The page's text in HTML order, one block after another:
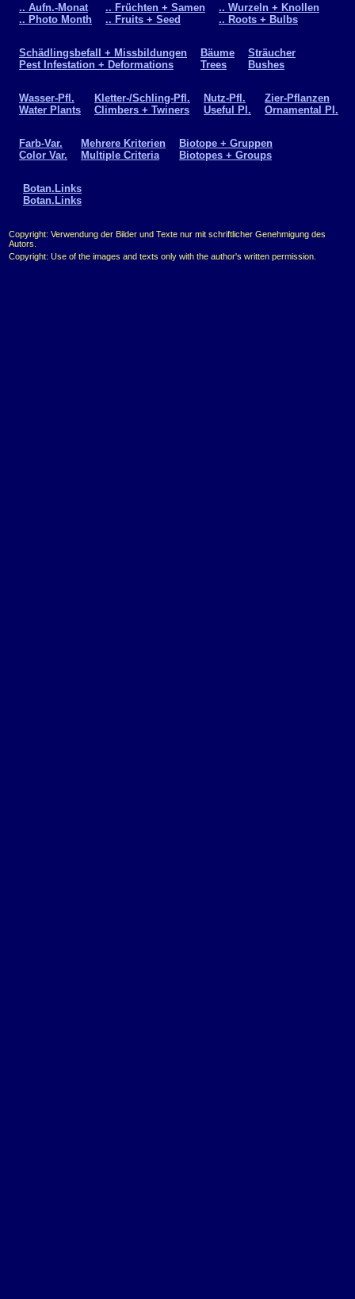
.. Aufn.-Monat
.. Photo Month
.. Früchten + Samen
.. Fruits + Seed
.. Wurzeln + Knollen
.. Roots + Bulbs
Schädlingsbefall + Missbildungen
Pest Infestation + Deformations
Bäume
Trees
Sträucher
Bushes
Wasser-Pfl.
Water Plants
Kletter-/Schling-Pfl.
Climbers + Twiners
Nutz-Pfl.
Useful Pl.
Zier-Pflanzen
Ornamental Pl.
Farb-Var.
Color Var.
Mehrere Kriterien
Multiple Criteria
Biotope + Gruppen
Biotopes + Groups
Botan.Links
Botan.Links
Copyright: Verwendung der Bilder und Texte nur mit schriftlicher Genehmigung des
Autors.
Copyright: Use of the images and texts only with the author's written permission.